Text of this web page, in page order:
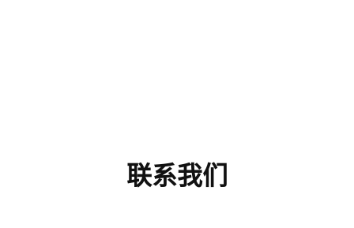
联系我们